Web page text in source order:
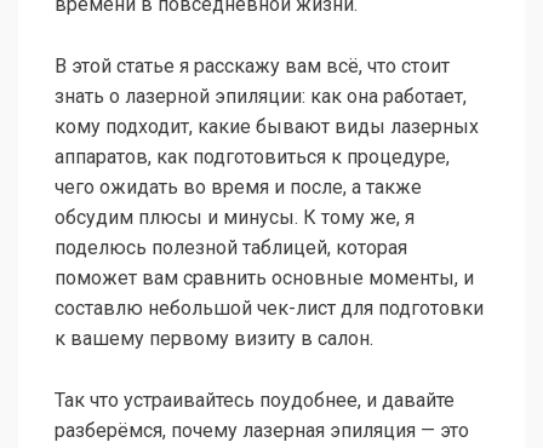
В этой статье я расскажу вам всё, что стоит
знать о лазерной эпиляции: как она работает,
кому подходит, какие бывают виды лазерных
аппаратов, как подготовиться к процедуре,
чего ожидать во время и после, а также
обсудим плюсы и минусы. К тому же, я
поделюсь полезной таблицей, которая
поможет вам сравнить основные моменты, и
составлю небольшой чек-лист для подготовки
к вашему первому визиту в салон.
Так что устраивайтесь поудобнее, и давайте
разберёмся, почему лазерная эпиляция — это